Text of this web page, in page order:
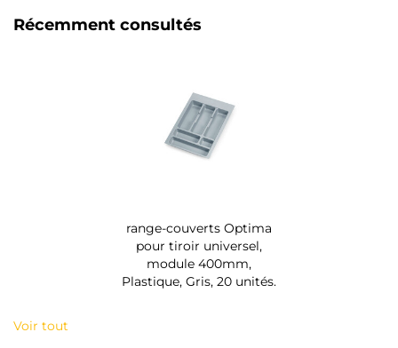
Récemment consultés
range-couverts Optima
pour tiroir universel,
module 400mm,
Plastique, Gris, 20 unités.
Voir tout